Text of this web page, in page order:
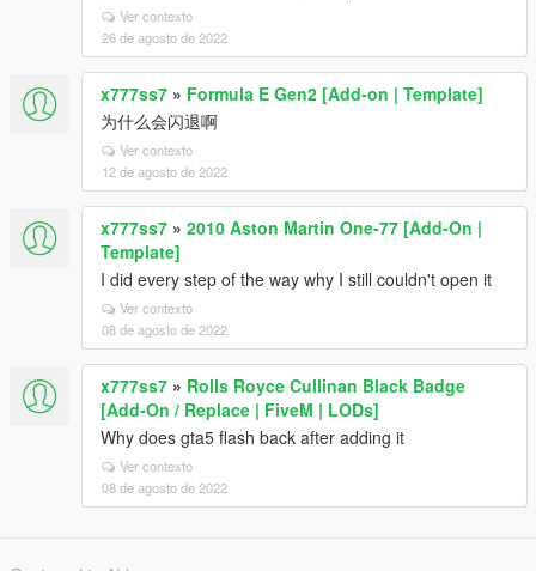
Ver contexto
26 de agosto de 2022
x777ss7 » Formula E Gen2 [Add-on | Template]
为什么会闪退啊
Ver contexto
12 de agosto de 2022
x777ss7 » 2010 Aston Martin One-77 [Add-On |
Template]
I did every step of the way why I still couldn't open it
Ver contexto
08 de agosto de 2022
x777ss7 » Rolls Royce Cullinan Black Badge
[Add-On / Replace | FiveM | LODs]
Why does gta5 flash back after adding it
Ver contexto
08 de agosto de 2022